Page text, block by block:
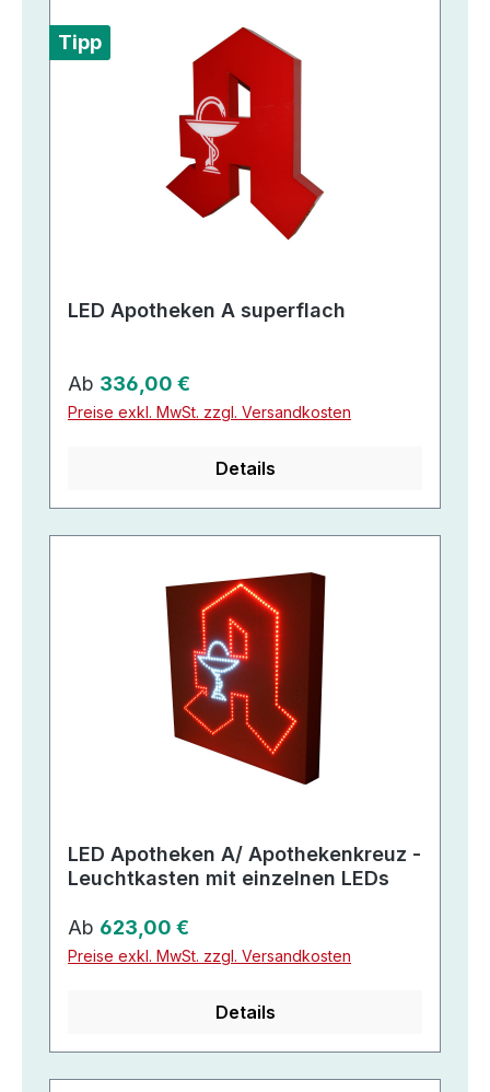
Tipp
LED Apotheken A superflach
Regulärer Preis:
Ab 336,00 €
Preise exkl. MwSt. zzgl. Versandkosten
Details
LED Apotheken A/ Apothekenkreuz -
Leuchtkasten mit einzelnen LEDs
Regulärer Preis:
Ab 623,00 €
Preise exkl. MwSt. zzgl. Versandkosten
Details